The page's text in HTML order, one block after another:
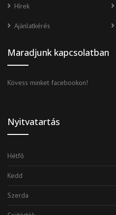
Hírek
Ajánlatkérés
Maradjunk kapcsolatban
Kövess minket facebookon!
Nyitvatartás
Hétfő
Kedd
Szerda